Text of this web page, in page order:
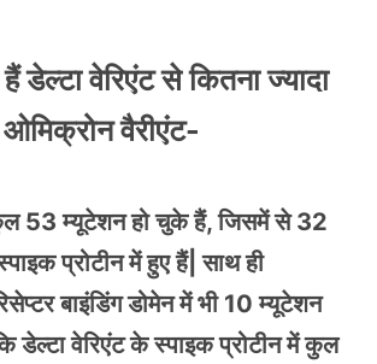
डेल्टा वेरिएंट से कितना ज्यादा
वैरीएंट-
53 म्यूटेशन हो चुके हैं, जिसमें से 32
प्रोटीन में हुए हैं| साथ ही
बाइंडिंग डोमेन में भी 10 म्यूटेशन
डेल्टा वेरिएंट के स्पाइक प्रोटीन में कुल